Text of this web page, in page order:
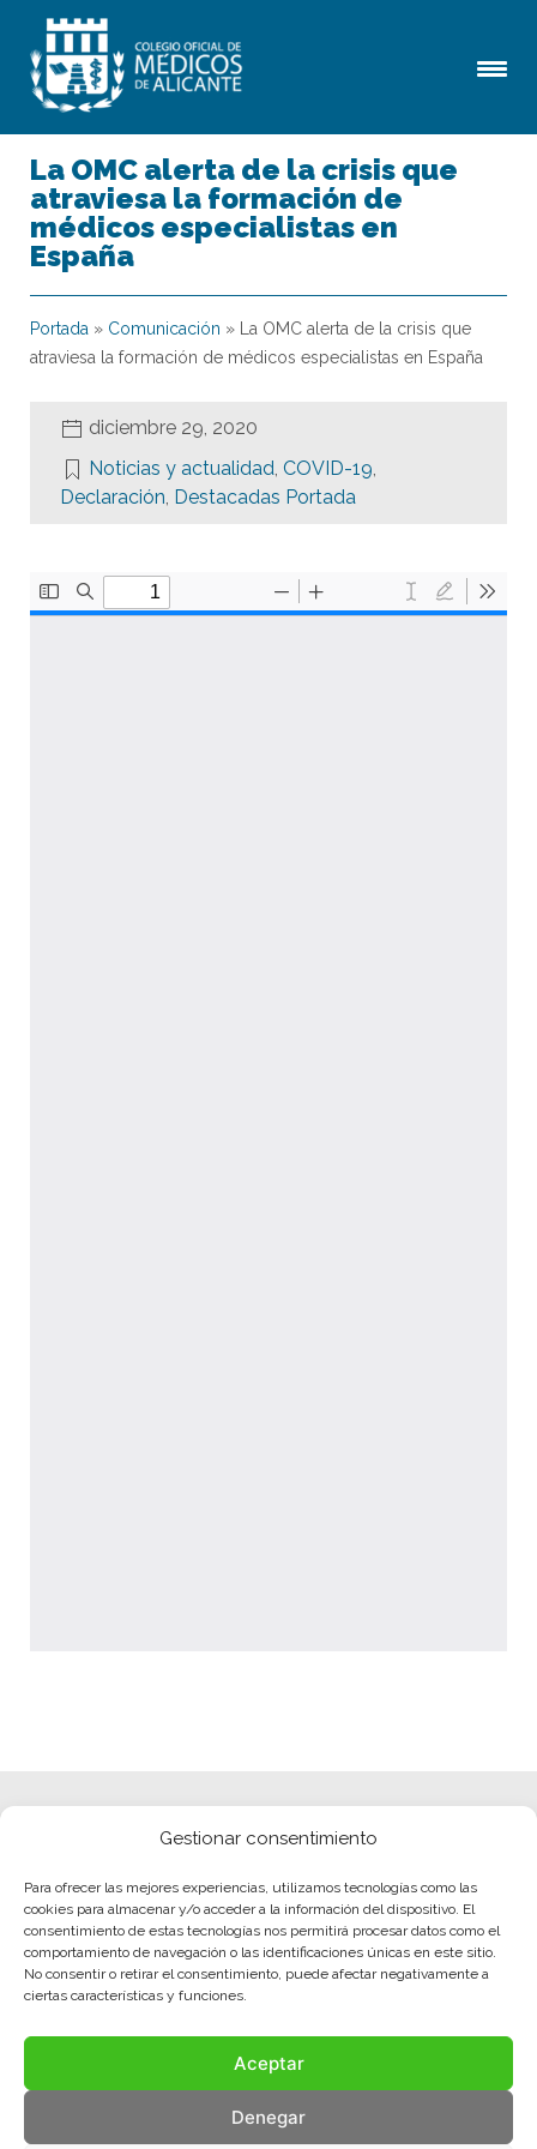
Gestionar consentimiento
Para ofrecer las mejores experiencias, utilizamos tecnologías como las
cookies para almacenar y/o acceder a la información del dispositivo. El
consentimiento de estas tecnologías nos permitirá procesar datos como el
comportamiento de navegación o las identificaciones únicas en este sitio.
No consentir o retirar el consentimiento, puede afectar negativamente a
ciertas características y funciones.
Aceptar
Denegar
La OMC alerta de la crisis que
atraviesa la formación de
médicos especialistas en
España
Portada » Comunicación »
La OMC alerta de la crisis que
atraviesa la formación de médicos especialistas en España
diciembre 29, 2020
Noticias y actualidad, COVID-19,
Declaración, Destacadas Portada